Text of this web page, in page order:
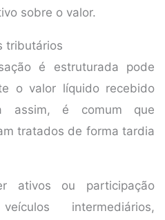
sobre o valor.
tributários
é estruturada pode
o valor líquido recebido
assim, é comum que
tratados de forma tardia
ativos ou participação
intermediários,